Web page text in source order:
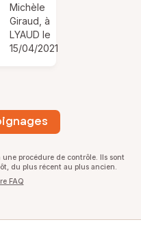
Michèle
Giraud, à
LYAUD le
15/04/2021
une procédure de contrôle. Ils sont
du plus récent au plus ancien.
FAQ